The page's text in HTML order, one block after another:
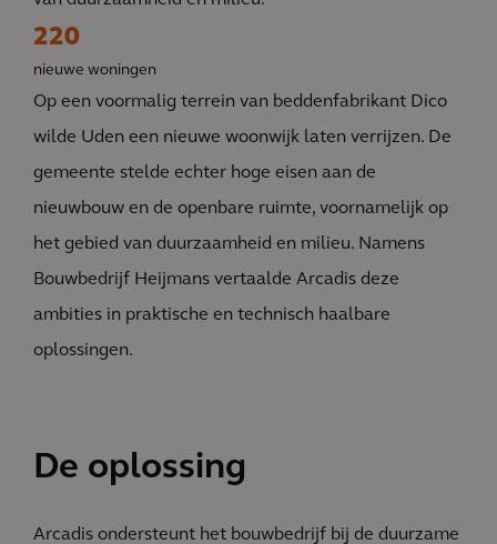
220
nieuwe woningen
Op een voormalig terrein van beddenfabrikant Dico
wilde Uden een nieuwe woonwijk laten verrijzen. De
gemeente stelde echter hoge eisen aan de
nieuwbouw en de openbare ruimte, voornamelijk op
het gebied van duurzaamheid en milieu. Namens
Bouwbedrijf Heijmans vertaalde Arcadis deze
ambities in praktische en technisch haalbare
oplossingen.
De oplossing
Arcadis ondersteunt het bouwbedrijf bij de duurzame